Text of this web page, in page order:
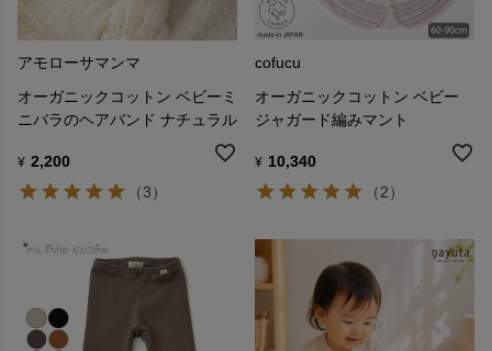
アモローサマンマ
オーガニックコットン ベビーミ
ニバラのヘアバンド ナチュラル
¥ 2,200
（3）
cofucu
オーガニックコットン ベビー
ジャガード編みマント
¥ 10,340
（2）